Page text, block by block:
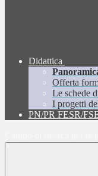
Didattica
Offerta
Le schede
I progetti
PN/PR FESR/